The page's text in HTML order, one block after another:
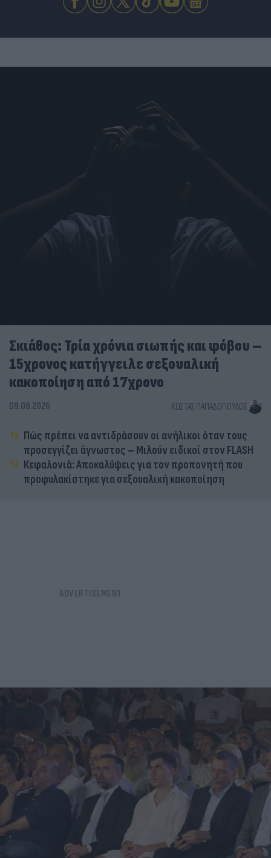
Σκιάθος: Τρία χρόνια σιωπής και φόβου –
15χρονος κατήγγειλε σεξουαλική
κακοποίηση από 17χρονο
09.08.2026 ΚΏΣΤΑΣ ΠΑΠΑΔΌΠΟΥΛΟΣ
Πώς πρέπει να αντιδράσουν οι ανήλικοι όταν τους
προσεγγίζει άγνωστος – Μιλούν ειδικοί στον FLASH
Κεφαλονιά: Αποκαλύψεις για τον προπονητή που
προφυλακίστηκε για σεξουαλική κακοποίηση